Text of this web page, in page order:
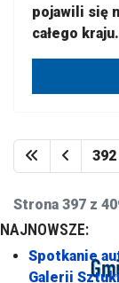
pojawili się
całego kraju.
392
Strona 397 z
NAJNOWSZE:
Spotkanie
Galerii